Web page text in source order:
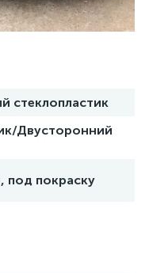
стеклопластик
Двусторонний
под покраску